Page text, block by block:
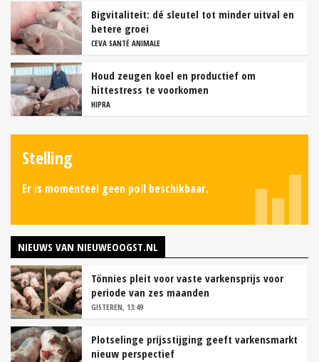
Bigvitaliteit: dé sleutel tot minder uitval en
betere groei
CEVA SANTÉ ANIMALE
Houd zeugen koel en productief om
hittestress te voorkomen
HIPRA
Stelling
Er is momenteel geen poll beschikbaar.
NIEUWS VAN NIEUWEOOGST.NL
Tönnies pleit voor vaste varkensprijs voor
periode van zes maanden
GISTEREN, 13:49
Plotselinge prijsstijging geeft varkensmarkt
nieuw perspectief